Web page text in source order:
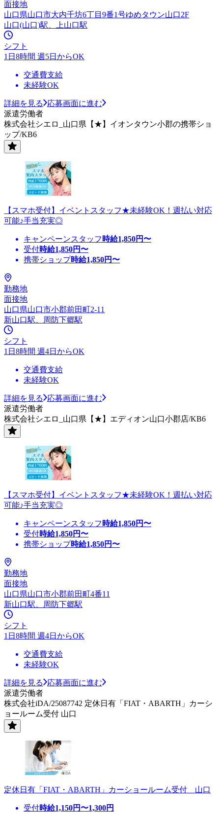
面接地
山口県山口市大内千坊6丁目9番1号ゆめタウン山口2F
山口(山口)駅、上山口駅
シフト
1日8時間 週5日からOK
交通費支給
未経験OK
詳細を見る
応募画面に進む
派遣労働者
株式会社シエロ_山口県【★】イオンタウン小郡の携帯ショ
ップ/KB6
【スマホ受付】イベントスタッフ★未経験OK！週払い対応
可能♪手当充実◎
キャンペーンスタッフ 時給1,850円〜
受付時給1,850円〜
携帯ショップ時給1,850円〜
勤務地
面接地
山口県山口市小郡前田町2-11
新山口駅、周防下郷駅
シフト
1日8時間 週4日からOK
交通費支給
未経験OK
詳細を見る
応募画面に進む
派遣労働者
株式会社シエロ_山口県【★】エディオン山口小郡店/KB6
【スマホ受付】イベントスタッフ★未経験OK！週払い対応
可能♪手当充実◎
キャンペーンスタッフ 時給1,850円〜
受付時給1,850円〜
携帯ショップ時給1,850円〜
勤務地
面接地
山口県山口市小郡前田町4番11
新山口駅、周防下郷駅
シフト
1日8時間 週4日からOK
交通費支給
未経験OK
詳細を見る
応募画面に進む
派遣労働者
株式会社iDA/25087742 定休日有「FIAT・ABARTH」カーシ
ョールーム受付 山口
定休日有「FIAT・ABARTH」カーショールーム受付 山口
受付時給1,150円〜1,300円